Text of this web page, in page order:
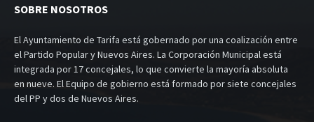
SOBRE NOSOTROS
El Ayuntamiento de Tarifa está gobernado por una coalización entre
el Partido Popular y Nuevos Aires. La Corporación Municipal está
integrada por 17 concejales, lo que convierte la mayoría absoluta
en nueve. El Equipo de gobierno está formado por siete concejales
del PP y dos de Nuevos Aires.